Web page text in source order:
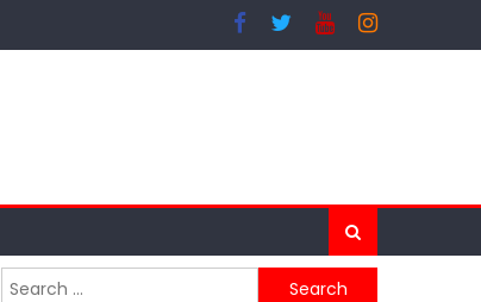
Search